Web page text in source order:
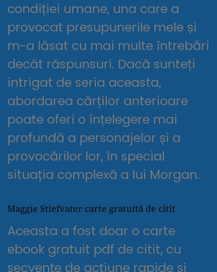
condiției umane, una care a
provocat presupunerile mele și
m-a lăsat cu mai multe întrebări
decât răspunsuri. Dacă sunteți
intrigat de seria aceasta,
abordarea cărților anterioare
poate oferi o înțelegere mai
profundă a personajelor și a
provocărilor lor, în special
situația complexă a lui Morgan.
Maggie Stiefvater carte gratuită de citit
Aceasta a fost doar o carte
ebook gratuit pdf de citit, cu
secvențe de acțiune rapide și